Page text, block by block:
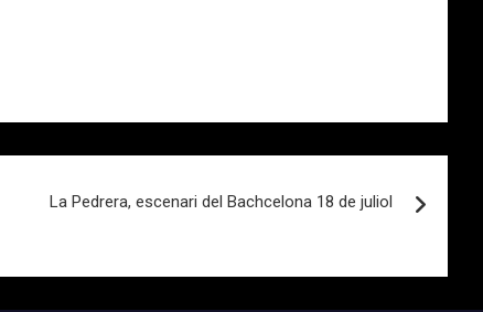
La Pedrera, escenari del Bachcelona 18 de juliol